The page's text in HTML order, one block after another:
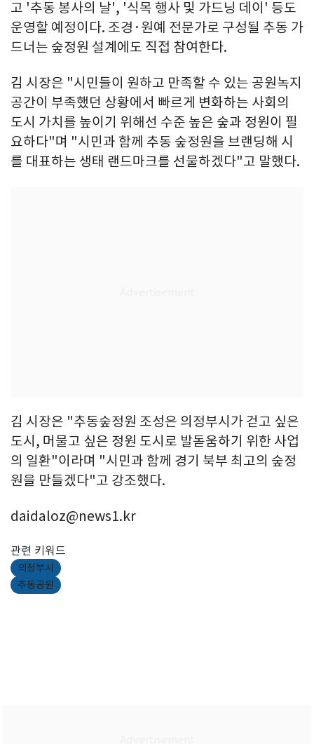
고 '추동 봉사의 날', '식목 행사 및 가드닝 데이' 등도
운영할 예정이다. 조경·원예 전문가로 구성될 추동 가
드너는 숲정원 설계에도 직접 참여한다.
김 시장은 "시민들이 원하고 만족할 수 있는 공원녹지
공간이 부족했던 상황에서 빠르게 변화하는 사회의
도시 가치를 높이기 위해선 수준 높은 숲과 정원이 필
요하다"며 "시민과 함께 추동 숲정원을 브랜딩해 시
를 대표하는 생태 랜드마크를 선물하겠다"고 말했다.
김 시장은 "추동숲정원 조성은 의정부시가 걷고 싶은
도시, 머물고 싶은 정원 도시로 발돋움하기 위한 사업
의 일환"이라며 "시민과 함께 경기 북부 최고의 숲정
원을 만들겠다"고 강조했다.
daidaloz@news1.kr
관련 키워드
의정부시
추동공원